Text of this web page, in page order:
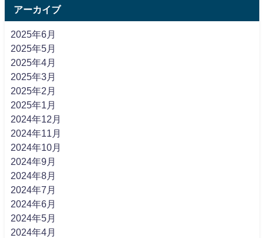
アーカイブ
2025年6月
2025年5月
2025年4月
2025年3月
2025年2月
2025年1月
2024年12月
2024年11月
2024年10月
2024年9月
2024年8月
2024年7月
2024年6月
2024年5月
2024年4月